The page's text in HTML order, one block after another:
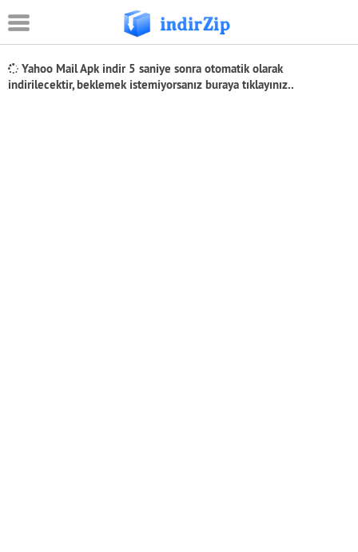
Android
Yahoo Mail Apk indir 5 saniye sonra otomatik olarak
indirilecektir, beklemek istemiyorsanız buraya tıklayınız..